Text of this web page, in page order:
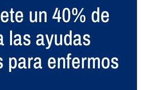
un 40% de
las ayudas
para enfermos